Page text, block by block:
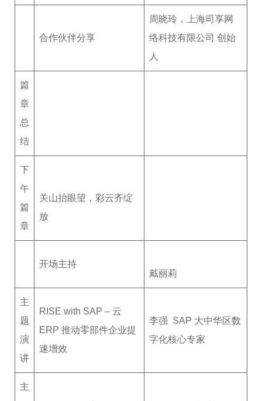
合作伙伴分享
周晓玲，上海司享网
络科技有限公司 创始
人
篇
章
总
结
下
午
篇
章
关山抬眼望，彩云齐绽
放
开场主持
戴丽莉
主
题
演
讲
RISE with SAP – 云
ERP 推动零部件企业提
速增效
李强 SAP 大中华区数
字化核心专家
主